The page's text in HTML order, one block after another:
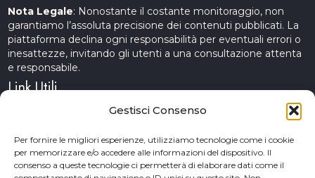
Gestisci Consenso
Per fornire le migliori esperienze, utilizziamo tecnologie come i cookie
per memorizzare e/o accedere alle informazioni del dispositivo. Il
consenso a queste tecnologie ci permetterà di elaborare dati come il
Nota Legale: Nonostante il costante monitoraggio, non
garantiamo l’assoluta precisione dei contenuti pubblicati. La
piattaforma declina ogni responsabilità per eventuali errori o
inesattezze, invitando gli utenti a una consultazione attenta
e responsabile.
Link Utili
Servizi Cinematografici
CercAttori